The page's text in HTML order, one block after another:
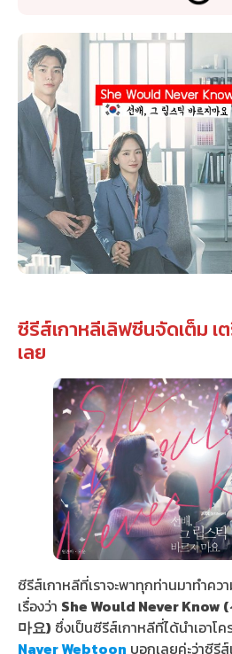
ซีรีส์เกาหลีเลิฟซีนจัดเต็ม
เลย
ซีรีส์เกาหลีที่เราจะพาทุกท่านมาทำค
เรื่องว่า She Would Never Know (
마요) ซึ่งเป็นซีรีส์เกาหลีที่ได้นำเอาโค
Naver Webtoon บอกเลยค่ะว่าซีรี